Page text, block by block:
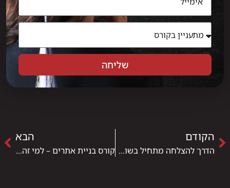
שליחה
הקודם
הדרך להצלחה מתחיל בשוק ההון
הבא
קורס בניית אתרים – למי זה מתאים?